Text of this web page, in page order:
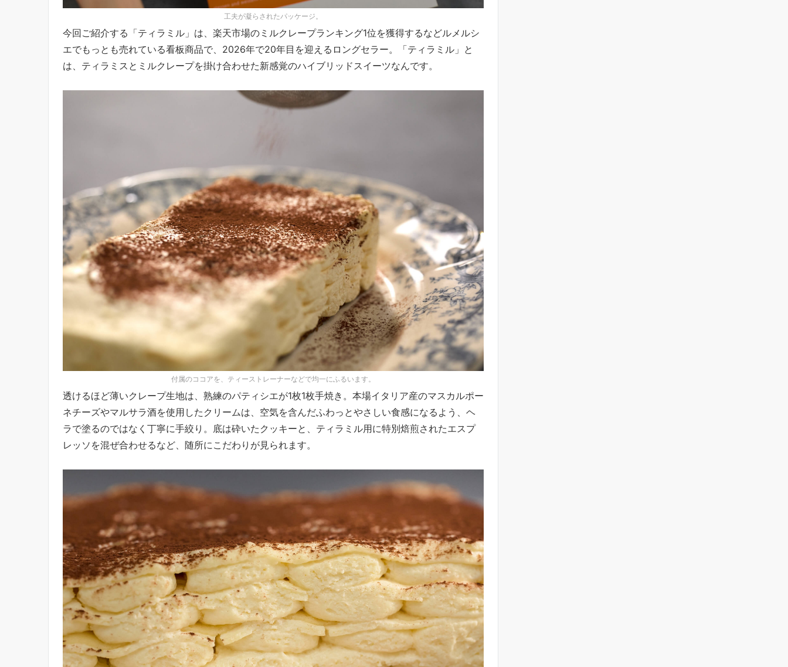
工夫が凝らされたパッケージ。
今回ご紹介する「ティラミル」は、楽天市場のミルクレープランキング1位を獲得するなどルメルシ
エでもっとも売れている看板商品で、2026年で20年目を迎えるロングセラー。「ティラミル」と
は、ティラミスとミルクレープを掛け合わせた新感覚のハイブリッドスイーツなんです。
付属のココアを、ティーストレーナーなどで均一にふるいます。
透けるほど薄いクレープ生地は、熟練のパティシエが1枚1枚手焼き。本場イタリア産のマスカルポー
ネチーズやマルサラ酒を使用したクリームは、空気を含んだふわっとやさしい食感になるよう、ヘ
ラで塗るのではなく丁寧に手絞り。底は砕いたクッキーと、ティラミル用に特別焙煎されたエスプ
レッソを混ぜ合わせるなど、随所にこだわりが見られます。